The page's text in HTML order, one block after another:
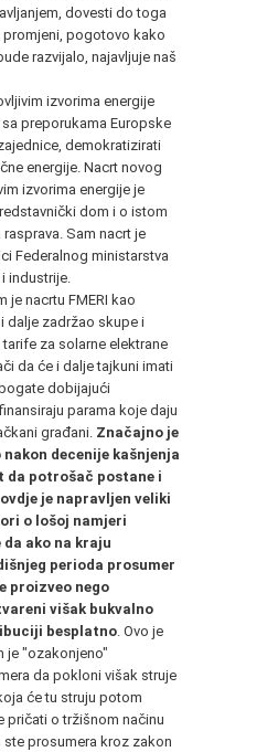
dovesti do toga
promjeni, pogotovo kako
razvijalo, najavljuje naš
izvorima energije
preporukama Europske
demokratizirati
energije. Nacrt novog
izvorima energije je
dom i o istom
Sam nacrt je
Federalnog ministarstva
industrije.
je nacrtu FMERI kao
dalje zadržao skupe i
za solarne elektrane
da će i dalje tajkuni imati
dobijajući
parama koje daju
građani. Značajno je
decenije kašnjenja
da potrošač postane i
je napravljen veliki
o lošoj namjeri
da ako na kraju
perioda prosumer
proizveo nego
višak bukvalno
besplatno. Ovo je
je "ozakonjeno"
da pokloni višak struje
će tu struju potom
pričati o tržišnom načinu
prosumera kroz zakon